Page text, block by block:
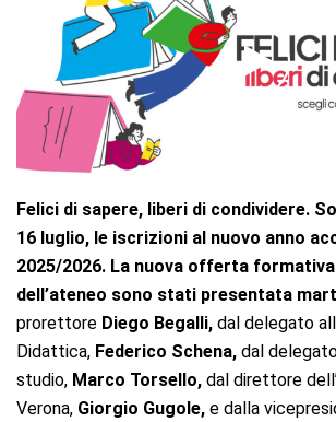
Felici di sapere, liberi di condividere.
16 luglio, le iscrizioni al nuovo anno
2025/2026. La nuova offerta
dell’ateneo sono stati presentata
prorettore Diego Begalli, dal delegato
Didattica, Federico Schena, dal
studio, Marco Torsello, dal direttore
Verona, Giorgio Gugole, e dalla